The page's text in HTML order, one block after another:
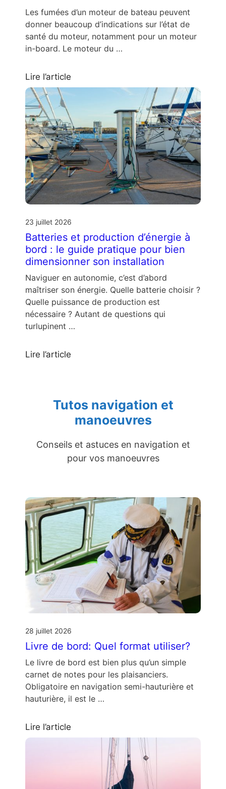
Les fumées d’un moteur de bateau peuvent
donner beaucoup d’indications sur l’état de
santé du moteur, notamment pour un moteur
in-board. Le moteur du …
Lire l’article
23 juillet 2026
Batteries et production d’énergie à
bord : le guide pratique pour bien
dimensionner son installation
Naviguer en autonomie, c’est d’abord
maîtriser son énergie. Quelle batterie choisir ?
Quelle puissance de production est
nécessaire ? Autant de questions qui
turlupinent …
Lire l’article
Tutos navigation et
manoeuvres
Conseils et astuces en navigation et
pour vos manoeuvres
28 juillet 2026
Livre de bord: Quel format utiliser?
Le livre de bord est bien plus qu’un simple
carnet de notes pour les plaisanciers.
Obligatoire en navigation semi-hauturière et
hauturière, il est le …
Lire l’article